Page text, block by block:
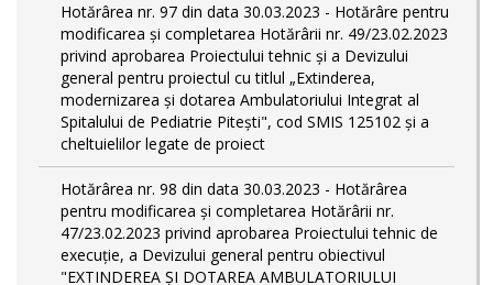
Hotărârea nr. 97 din data 30.03.2023 - Hotărâre pentru
modificarea și completarea Hotărârii nr. 49/23.02.2023
privind aprobarea Proiectului tehnic și a Devizului
general pentru proiectul cu titlul „Extinderea,
modernizarea și dotarea Ambulatoriului Integrat al
Spitalului de Pediatrie Pitești", cod SMIS 125102 și a
cheltuielilor legate de proiect
Hotărârea nr. 98 din data 30.03.2023 - Hotărârea
pentru modificarea și completarea Hotărârii nr.
47/23.02.2023 privind aprobarea Proiectului tehnic de
execuție, a Devizului general pentru obiectivul
"EXTINDEREA ȘI DOTAREA AMBULATORIULUI